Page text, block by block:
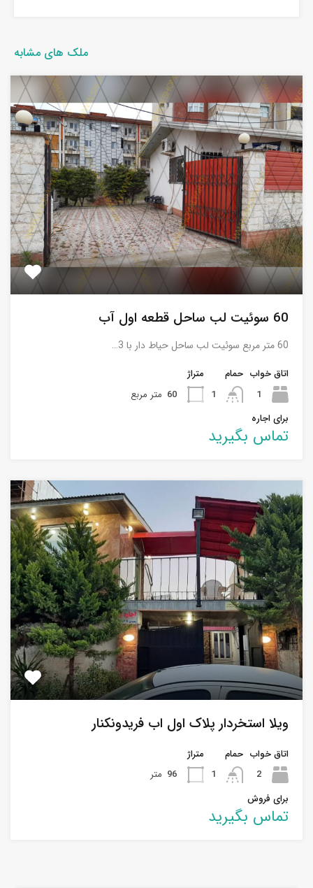
ملک های مشابه
60 سوئیت لب ساحل قطعه اول آب
60 متر مربع سوئیت لب ساحل حیاط دار با 3…
اتاق خواب
1
حمام
1
متراژ
60 متر مربع
برای اجاره
تماس بگیرید
ویلا استخردار پلاک اول اب فریدونکنار
اتاق خواب
2
حمام
1
متراژ
96 متر
برای فروش
تماس بگیرید